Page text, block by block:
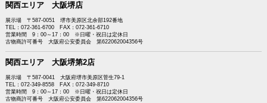
関西エリア 大阪堺店
展示場 〒587-0051 堺市美原区北余部192番地
TEL：072-361-6700 FAX：072-361-6710
営業時間 9：00～17：00 ※日曜・祝日は定休日
古物商許可番号 大阪府公安委員会 第622062004356号
関西エリア 大阪堺第2店
展示場 〒587-0041 大阪府堺市美原区菅生79-1
TEL：072-349-8558 FAX：072-349-8710
営業時間 9：00～17：00 ※日曜・祝日は定休日
古物商許可番号 大阪府公安委員会 第622062004356号